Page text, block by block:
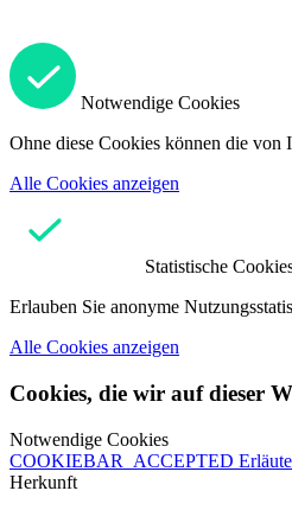
Notwendige Cookies
Ohne diese Cookies können die von
Alle Cookies anzeigen
Statistische
Erlauben Sie anonyme
Alle Cookies anzeigen
Cookies, die wir auf dieser
Notwendige Cookies
COOKIEBAR_ACCEPTED
Herkunft